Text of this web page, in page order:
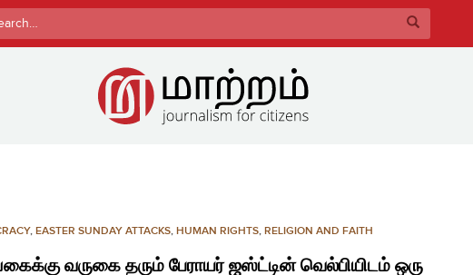
, EASTER SUNDAY ATTACKS, HUMAN RIGHTS, RELIGION AND FAITH
வருகை தரும் பேராயர் ஜஸ்ட்டின் வெல்பியிடம் ஒரு